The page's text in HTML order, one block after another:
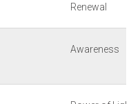
Renewal
Awareness